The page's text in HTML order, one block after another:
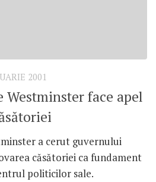
2001
face apel
a cerut guvernului
căsătoriei ca fundament
politicilor sale.